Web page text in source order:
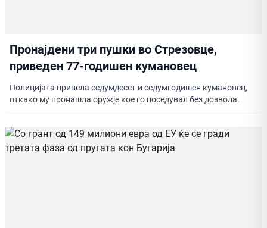
Пронајдени три пушки во Стрезовце,
приведен 77-годишен кумановец
Полицијата привела седумдесет и седумгодишен кумановец,
откако му пронашла оружје кое го поседувал без дозвола.